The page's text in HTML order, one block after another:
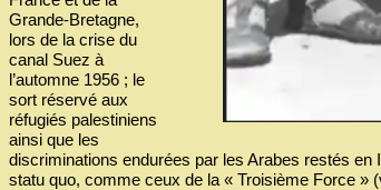
Grande-Bretagne,
lors de la crise du
canal Suez à
l’automne 1956 ; le
sort réservé aux
réfugiés palestiniens
ainsi que les
discriminations endurées par les Arabes restés
statu quo, comme ceux de la « Troisième Force »